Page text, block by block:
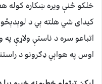
خلکو ځنې ویره ښکاره کوله
کیدای شي هلته ېي د لوېدېځو
اتباعو سره د ناستې ولاړې
اوس په هواېي ډګرونو د